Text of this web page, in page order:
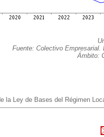
Fuente: Colectivo Empresarial.
Ámbito:
Ley de Bases del Régimen